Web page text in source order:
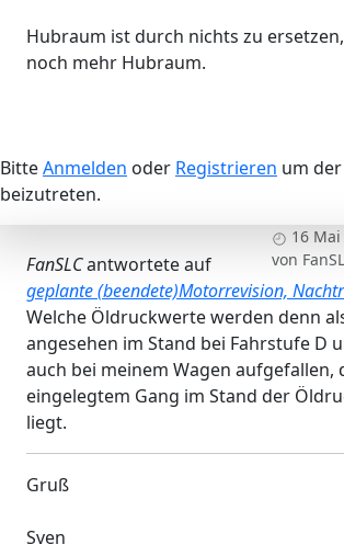
Hubraum ist durch nichts zu
noch mehr Hubraum.
BitteAnmelden oder Registrieren um
beizutreten.
16
von
FanSLCantwortete auf
geplante (beendete)Motorrevision,
Welche Öldruckwerte werden denn
angesehen im Stand bei Fahrstufe D
auch bei meinem Wagen aufgefallen,
eingelegtem Gang im Stand der
liegt.
Gruß
Sven